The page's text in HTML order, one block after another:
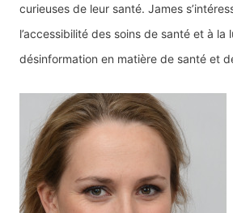
curieuses de leur santé. James
l’accessibilité des soins de santé et à la
désinformation en matière de santé et